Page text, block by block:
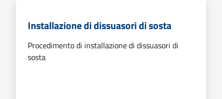
Installazione di dissuasori di sosta
Procedimento di installazione di dissuasori di
sosta